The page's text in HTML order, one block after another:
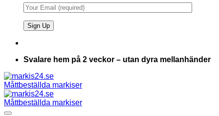
Svalare hem på 2 veckor – utan dyra mellanhänder